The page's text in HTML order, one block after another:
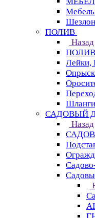
Мебель
ПОЛИВ
Назад
ПОЛИВ
Лейки,
САДОВЫЙ
Назад